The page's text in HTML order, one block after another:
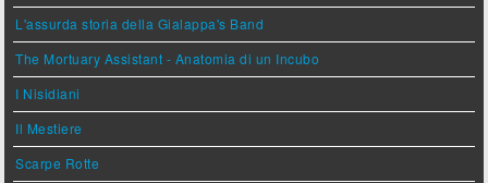
L'assurda storia della Gialappa's Band
The Mortuary Assistant - Anatomia di un Incubo
I Nisidiani
Il Mestiere
Scarpe Rotte